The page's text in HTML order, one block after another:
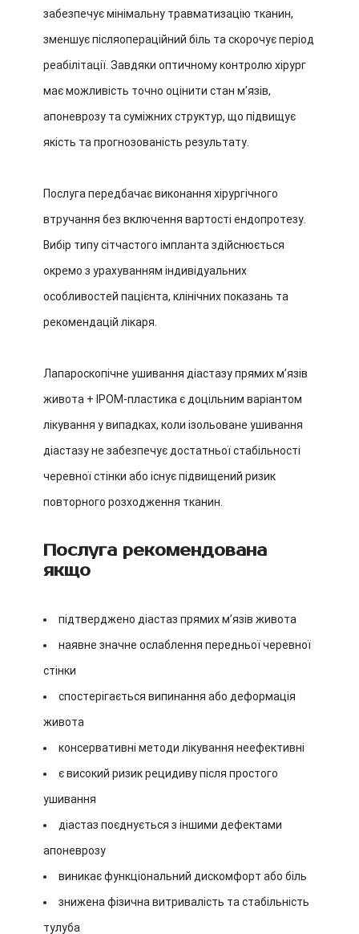
забезпечує мінімальну травматизацію тканин,
зменшує післяопераційний біль та скорочує період
реабілітації. Завдяки оптичному контролю хірург
має можливість точно оцінити стан м’язів,
апоневрозу та суміжних структур, що підвищує
якість та прогнозованість результату.
Послуга передбачає виконання хірургічного
втручання без включення вартості ендопротезу.
Вибір типу сітчастого імпланта здійснюється
окремо з урахуванням індивідуальних
особливостей пацієнта, клінічних показань та
рекомендацій лікаря.
Лапароскопічне ушивання діастазу прямих м’язів
живота + IPOM-пластика є доцільним варіантом
лікування у випадках, коли ізольоване ушивання
діастазу не забезпечує достатньої стабільності
черевної стінки або існує підвищений ризик
повторного розходження тканин.
Послуга рекомендована
якщо
підтверджено діастаз прямих м’язів живота
наявне значне ослаблення передньої черевної
стінки
спостерігається випинання або деформація
живота
консервативні методи лікування неефективні
є високий ризик рецидиву після простого
ушивання
діастаз поєднується з іншими дефектами
апоневрозу
виникає функціональний дискомфорт або біль
знижена фізична витривалість та стабільність
тулуба